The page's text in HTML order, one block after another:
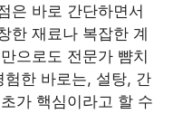
은 바로 간단하면서
한 재료나 복잡한 계
으로도 전문가 뺨치
한 바로는, 설탕, 간
가 핵심이라고 할 수